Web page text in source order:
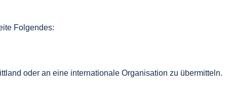
Folgendes:
oder an eine internationale Organisation zu übermitteln.